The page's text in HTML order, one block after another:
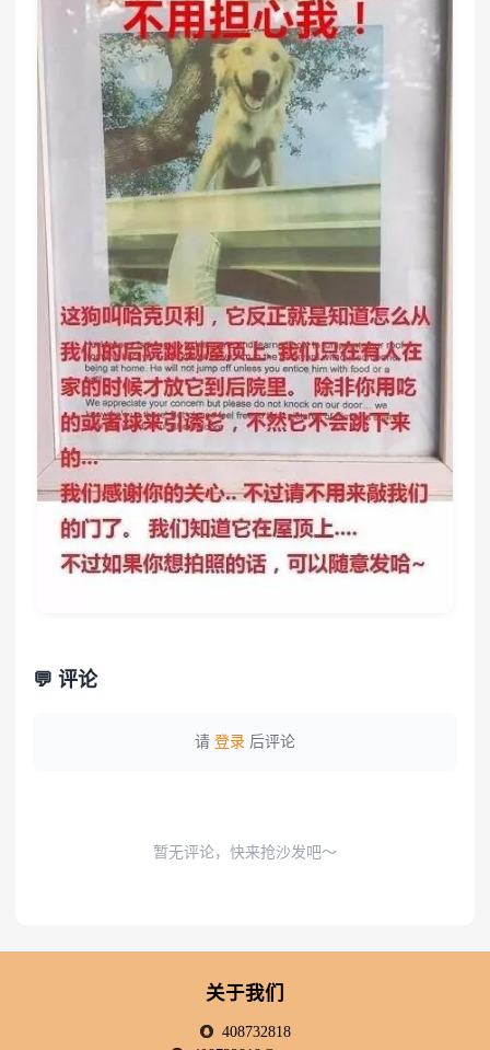
💬 评论
请 登录 后评论
暂无评论，快来抢沙发吧～
关于我们
408732818